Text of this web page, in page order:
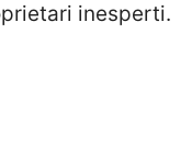
inesperti.